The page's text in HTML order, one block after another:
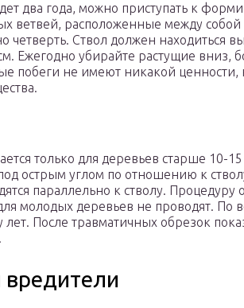
два года, можно приступать к
ветвей, расположенные между
четверть. Ствол должен находиться
Ежегодно убирайте растущие вниз,
побеги не имеют никакой ценности,
только для деревьев старше 10-15
острым углом по отношению к
параллельно к стволу.
молодых деревьев не проводят. По
лет. После травматичных обрезок
вредители